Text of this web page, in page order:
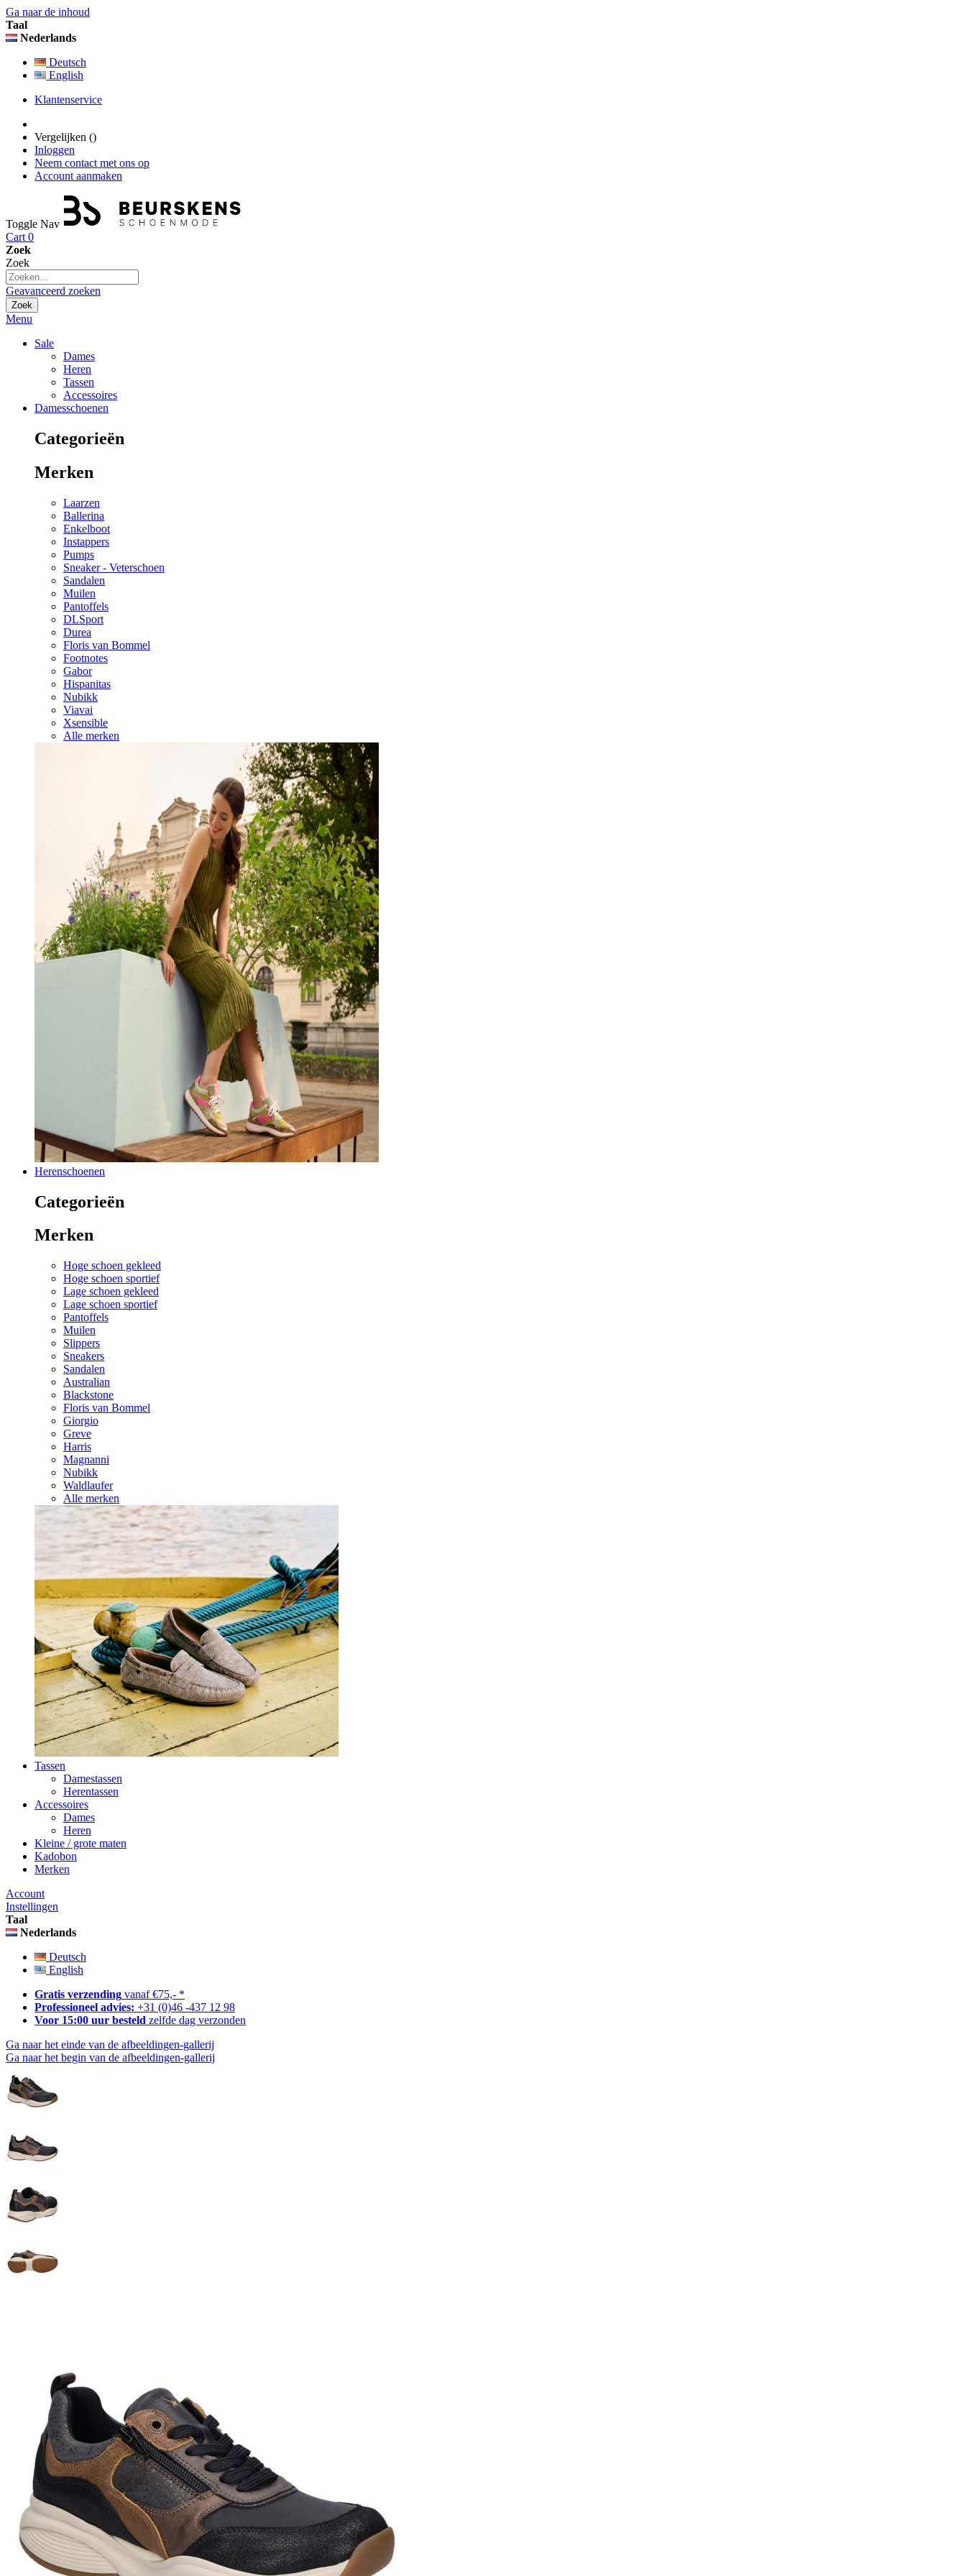
Ga naar de inhoud
Taal
Nederlands
Deutsch
English
Klantenservice
Vergelijken ()
Inloggen
Neem contact met ons op
Account aanmaken
Toggle Nav
Cart 0
Zoek
Zoek
Geavanceerd zoeken
Zoek
Menu
Sale
Dames
Heren
Tassen
Accessoires
Damesschoenen
Categorieën
Merken
Laarzen
Ballerina
Enkelboot
Instappers
Pumps
Sneaker - Veterschoen
Sandalen
Muilen
Pantoffels
DLSport
Durea
Floris van Bommel
Footnotes
Gabor
Hispanitas
Nubikk
Viavai
Xsensible
Alle merken
Herenschoenen
Categorieën
Merken
Hoge schoen gekleed
Hoge schoen sportief
Lage schoen gekleed
Lage schoen sportief
Pantoffels
Muilen
Slippers
Sneakers
Sandalen
Australian
Blackstone
Floris van Bommel
Giorgio
Greve
Harris
Magnanni
Nubikk
Waldlaufer
Alle merken
Tassen
Damestassen
Herentassen
Accessoires
Dames
Heren
Kleine / grote maten
Kadobon
Merken
Account
Instellingen
Taal
Nederlands
Deutsch
English
Gratis verzending vanaf €75,- *
Professioneel advies: +31 (0)46 -437 12 98
Voor 15:00 uur besteld zelfde dag verzonden
Ga naar het einde van de afbeeldingen-gallerij
Ga naar het begin van de afbeeldingen-gallerij